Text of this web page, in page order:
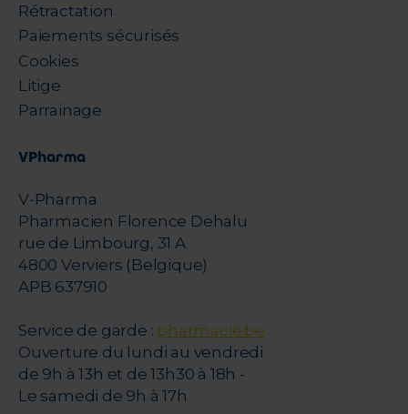
Rétractation
Paiements sécurisés
Cookies
Litige
Parrainage
VPharma
V-Pharma
Pharmacien Florence Dehalu
rue de Limbourg, 31 A
4800 Verviers (Belgique)
APB 637910
Service de garde : pharmacie.be
Ouverture du lundi au vendredi
de 9h à 13h et de 13h30 à 18h -
Le samedi de 9h à 17h